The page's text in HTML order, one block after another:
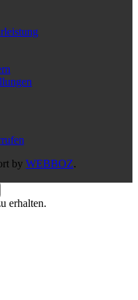
by WEBBOZ.
erhalten.